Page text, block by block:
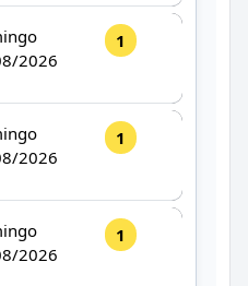
2026
1
2026
1
2026
1